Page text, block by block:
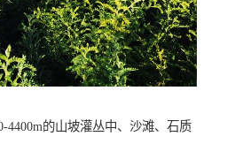
4400m的山坡灌丛中、沙滩、石质